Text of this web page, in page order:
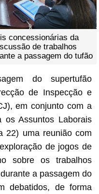
concessionárias da
de trabalhos
a passagem do tufão
do supertufão
de Inspecção e
em conjunto com a
os Assuntos Laborais
22) uma reunião com
de jogos de
sobre os trabalhos
a passagem do
debatidos, de forma